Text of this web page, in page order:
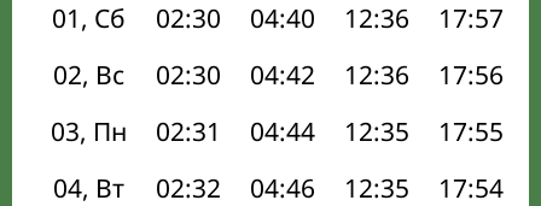
01, Сб 02:30 04:40 12:36 17:57
02, Вс
02:30 04:42 12:36 17:56
03, Пн
02:31 04:44 12:35 17:55
04, Вт
02:32 04:46 12:35 17:54